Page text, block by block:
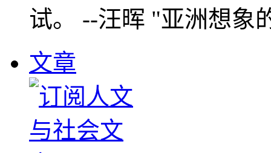
试。 --汪晖 "亚洲想象
文章